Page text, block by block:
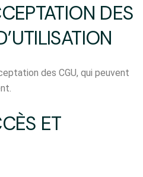
DES
des CGU, qui peuvent
ET